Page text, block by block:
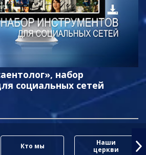
набор
социальных сетей
Кто мы
Наши
церкви